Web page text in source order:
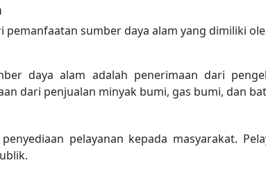
pemanfaatan sumber daya alam yang dimiliki
daya alam adalah penerimaan dari
dari penjualan minyak bumi, gas bumi, dan
pelayanan kepada masyarakat.